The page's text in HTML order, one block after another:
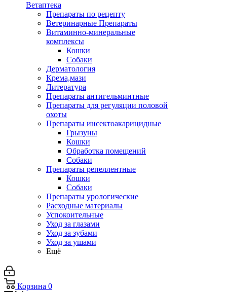
Ветаптека
Препараты по рецепту
Ветеринарные Препараты
Витаминно-минеральные
комплексы
Кошки
Собаки
Дерматология
Крема,мази
Литература
Препараты антигельминтные
Препараты для регуляции половой
охоты
Препараты инсектоакарицидные
Грызуны
Кошки
Обработка помещений
Собаки
Препараты репеллентные
Кошки
Собаки
Препараты урологические
Расходные материалы
Успокоительные
Уход за глазами
Уход за зубами
Уход за ушами
Ещё
Корзина 0